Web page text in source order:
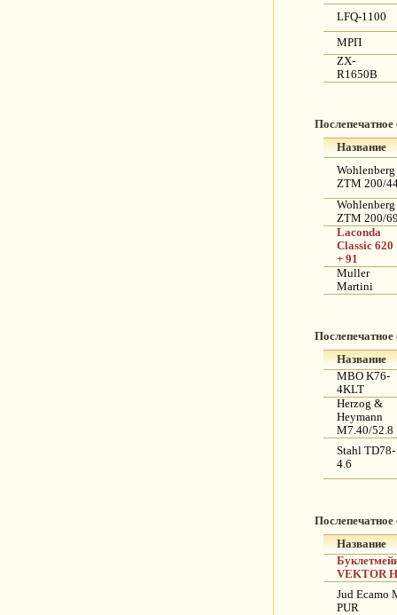
LFQ-1100
МРП
ZX-
R1650B
Послепечатное
Название
Wohlenberg
ZTM 200/
Wohlenberg
ZTM 200/
Laconda
Classic 620
+ 91
Muller
Martini
Послепечатное
Название
MBO K76-
4KLT
Herzog &
Heymann
M7.40/52.8
Stahl TD78-
4.6
Послепечатное
Название
VEKTOR
Jud Ecamo
PUR